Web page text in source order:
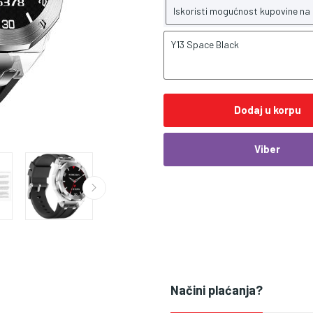
Iskoristi mogućnost kupovine
Y13 Space Black
Dodaj u korpu
Viber
Načini plaćanja?